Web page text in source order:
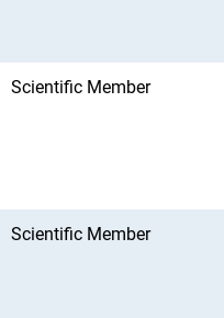
Scientific Member
Scientific Member